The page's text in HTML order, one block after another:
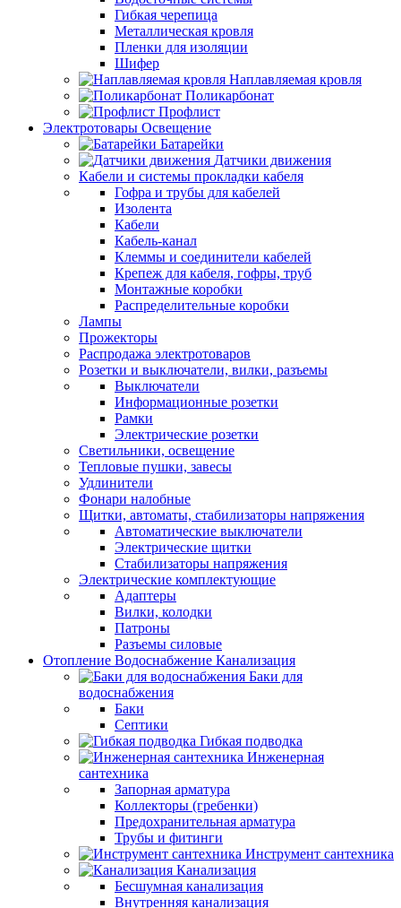
Гибкая черепица
Металлическая кровля
Пленки для изоляции
Шифер
Наплавляемая кровля
Поликарбонат
Профлист
Электротовары Освещение
Батарейки
Датчики движения
Кабели и системы прокладки кабеля
Гофра и трубы для кабелей
Изолента
Кабели
Кабель-канал
Клеммы и соединители кабелей
Крепеж для кабеля, гофры, труб
Монтажные коробки
Распределительные коробки
Лампы
Прожекторы
Распродажа электротоваров
Розетки и выключатели, вилки, разъемы
Выключатели
Информационные розетки
Рамки
Электрические розетки
Светильники, освещение
Тепловые пушки, завесы
Удлинители
Фонари налобные
Щитки, автоматы, стабилизаторы напряжения
Автоматические выключатели
Электрические щитки
Стабилизаторы напряжения
Электрические комплектующие
Адаптеры
Вилки, колодки
Патроны
Разъемы силовые
Отопление Водоснабжение Канализация
Баки для
водоснабжения
Баки
Септики
Гибкая подводка
Инженерная
сантехника
Запорная арматура
Коллекторы (гребенки)
Предохранительная арматура
Трубы и фитинги
Инструмент сантехника
Канализация
Бесшумная канализация
Внутренняя канализация